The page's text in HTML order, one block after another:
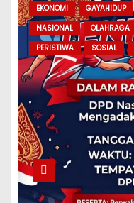
EKONOMI GAYAHIDUP
NASIONAL
OLAHRAGA
PERISTIWA
SOSIAL